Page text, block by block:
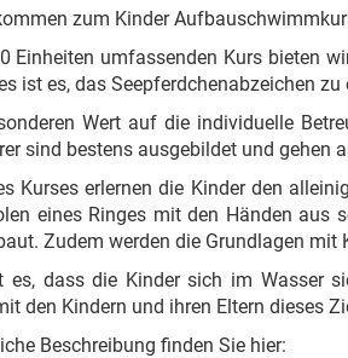
zum Kinder
Einheiten umfassenden Kurs bieten
ist es, das Seepferdchenabzeichen
Wert auf die individuelle
sind bestens ausgebildet und gehen
Kurses erlernen die Kinder den
eines Ringes mit den Händen aus
Zudem werden die Grundlagen mit
es, dass die Kinder sich im Wasser
den Kindern und ihren Eltern dieses
Beschreibung finden Sie hier: